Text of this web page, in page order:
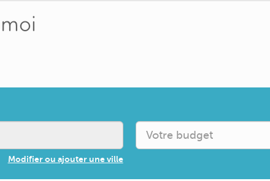
Modifier ou ajouter une ville